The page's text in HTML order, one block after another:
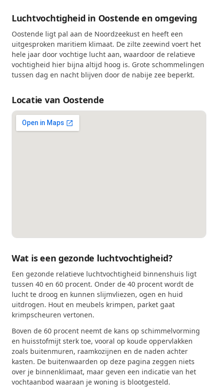
Luchtvochtigheid in Oostende en omgeving
Oostende ligt pal aan de Noordzeekust en heeft een
uitgesproken maritiem klimaat. De zilte zeewind voert het
hele jaar door vochtige lucht aan, waardoor de relatieve
vochtigheid hier bijna altijd hoog is. Grote schommelingen
tussen dag en nacht blijven door de nabije zee beperkt.
Locatie van Oostende
Wat is een gezonde luchtvochtigheid?
Een gezonde relatieve luchtvochtigheid binnenshuis ligt
tussen 40 en 60 procent. Onder de 40 procent wordt de
lucht te droog en kunnen slijmvliezen, ogen en huid
uitdrogen. Hout en meubels krimpen, parket gaat
krimpscheuren vertonen.
Boven de 60 procent neemt de kans op schimmelvorming
en huisstofmijt sterk toe, vooral op koude oppervlakken
zoals buitenmuren, raamkozijnen en de naden achter
kasten. De buitenwaarden op deze pagina zeggen niets
over je binnenklimaat, maar geven een indicatie van het
vochtaanbod waaraan je woning is blootgesteld.